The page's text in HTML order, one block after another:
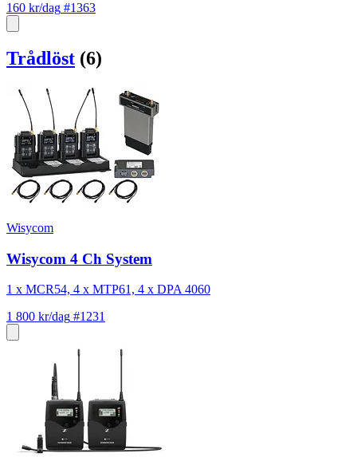
160 kr/dag #1363
Trådlöst (6)
Wisycom
Wisycom 4 Ch System
1 x MCR54, 4 x MTP61, 4 x DPA 4060
1 800 kr/dag #1231